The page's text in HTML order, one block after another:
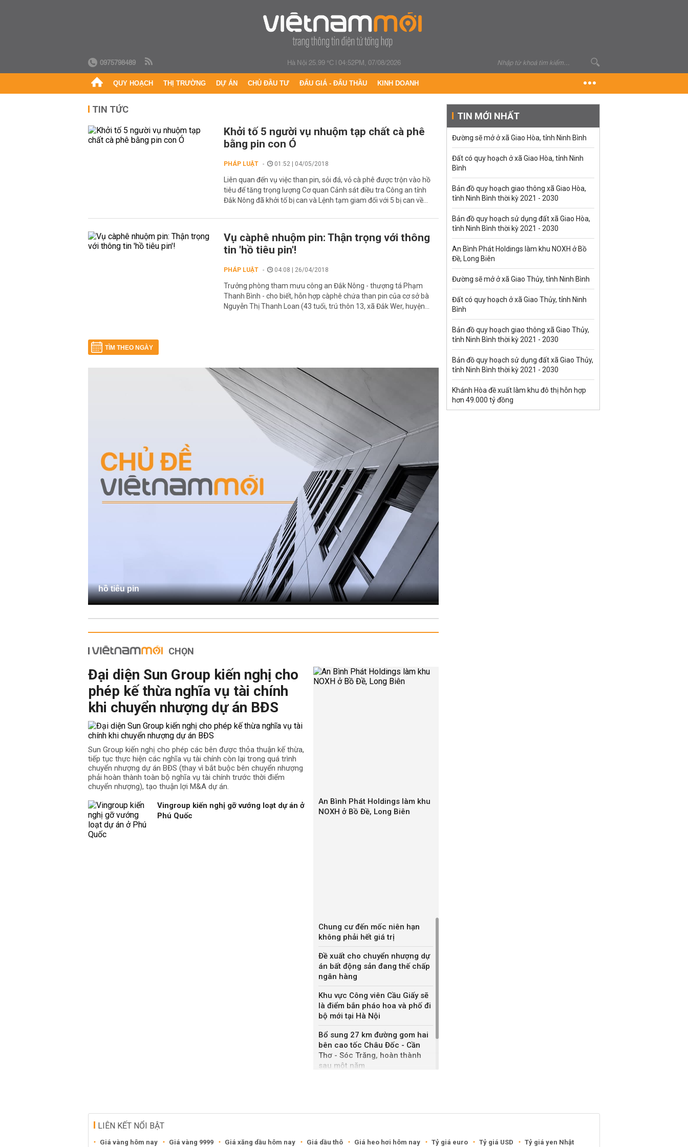
0975798489 Hà Nội 25.99 °C|04:52PM, 07/08/2026
QUY HOẠCH THỊ TRƯỜNG DỰ ÁN CHỦ ĐẦU TƯ ĐẤU GIÁ - ĐẤU THẦU KINH DOANH
TIN TỨC
Khởi tố 5 người vụ nhuộm tạp chất cà phê
bằng pin con Ó
PHÁP LUẬT 01:52 | 04/05/2018
Liên quan đến vụ việc than pin, sỏi đá, vỏ cà phê được trộn vào hồ
tiêu để tăng trọng lượng Cơ quan Cảnh sát điều tra Công an tỉnh
Đắk Nông đã khởi tố bị can và Lệnh tạm giam đối với 5 bị can về...
Vụ càphê nhuộm pin: Thận trọng với thông
tin 'hồ tiêu pin'!
PHÁP LUẬT 04:08 | 26/04/2018
Trưởng phòng tham mưu công an Đắk Nông - thượng tá Phạm
Thanh Bình - cho biết, hỗn hợp càphê chứa than pin của cơ sở bà
Nguyễn Thị Thanh Loan (43 tuổi, trú thôn 13, xã Đắk Wer, huyện...
TÌM THEO NGÀY
hồ tiêu pin
CHỌN
Đại diện Sun Group kiến nghị cho
phép kế thừa nghĩa vụ tài chính
khi chuyển nhượng dự án BĐS
Sun Group kiến nghị cho phép các bên được thỏa thuận kế thừa,
tiếp tục thực hiện các nghĩa vụ tài chính còn lại trong quá trình
chuyển nhượng dự án BĐS (thay vì bắt buộc bên chuyển nhượng
phải hoàn thành toàn bộ nghĩa vụ tài chính trước thời điểm
chuyển nhượng), tạo thuận lợi M&A dự án.
Vingroup kiến nghị gỡ vướng loạt dự án ở
Phú Quốc
An Bình Phát Holdings làm khu
NOXH ở Bồ Đề, Long Biên
Chung cư đến mốc niên hạn
không phải hết giá trị
Đề xuất cho chuyển nhượng dự
án bất động sản đang thế chấp
ngân hàng
Khu vực Công viên Cầu Giấy sẽ
là điểm bắn pháo hoa và phố đi
bộ mới tại Hà Nội
Bổ sung 27 km đường gom hai
bên cao tốc Châu Đốc - Cần
Thơ - Sóc Trăng, hoàn thành
sau một năm
TIN MỚI NHẤT
Đường sẽ mở ở xã Giao Hòa, tỉnh Ninh Bình
Đất có quy hoạch ở xã Giao Hòa, tỉnh Ninh
Bình
Bản đồ quy hoạch giao thông xã Giao Hòa,
tỉnh Ninh Bình thời kỳ 2021 - 2030
Bản đồ quy hoạch sử dụng đất xã Giao Hòa,
tỉnh Ninh Bình thời kỳ 2021 - 2030
An Bình Phát Holdings làm khu NOXH ở Bồ
Đề, Long Biên
Đường sẽ mở ở xã Giao Thủy, tỉnh Ninh Bình
Đất có quy hoạch ở xã Giao Thủy, tỉnh Ninh
Bình
Bản đồ quy hoạch giao thông xã Giao Thủy,
tỉnh Ninh Bình thời kỳ 2021 - 2030
Bản đồ quy hoạch sử dụng đất xã Giao Thủy,
tỉnh Ninh Bình thời kỳ 2021 - 2030
Khánh Hòa đề xuất làm khu đô thị hỗn hợp
hơn 49.000 tỷ đồng
LIÊN KẾT NỔI BẬT
Giá vàng hôm nay Giá vàng 9999 Giá xăng dầu hôm nay Giá dầu thô Giá heo hơi hôm nay Tỷ giá euro Tỷ giá USD Tỷ giá yen Nhật